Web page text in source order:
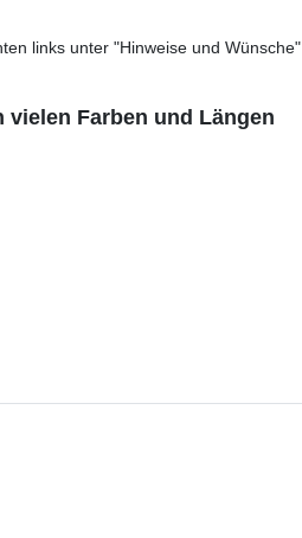
links unter "Hinweise und Wünsche"
Farben und Längen